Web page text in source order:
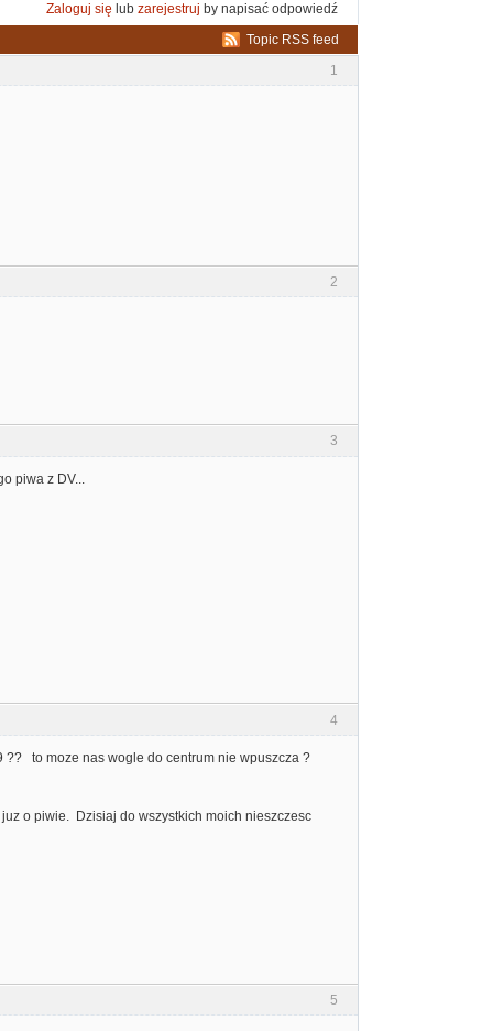
Zaloguj się lub zarejestruj by napisać odpowiedź
Topic RSS feed
1
2
3
piwa z DV...
4
?? to moze nas wogle do centrum nie wpuszcza ?
o piwie. Dzisiaj do wszystkich moich nieszczesc
5